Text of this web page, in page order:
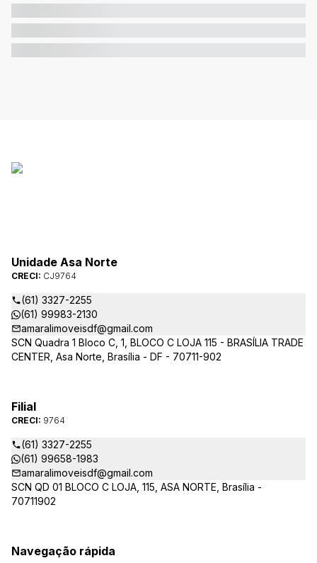
Unidade Asa Norte
CRECI: CJ9764
(61) 3327-2255
(61) 99983-2130
amaralimoveisdf@gmail.com
SCN Quadra 1 Bloco C, 1, BLOCO C LOJA 115 - BRASÍLIA TRADE
CENTER, Asa Norte, Brasília - DF - 70711-902
Filial
CRECI: 9764
(61) 3327-2255
(61) 99658-1983
amaralimoveisdf@gmail.com
SCN QD 01 BLOCO C LOJA, 115, ASA NORTE, Brasília -
70711902
Navegação rápida